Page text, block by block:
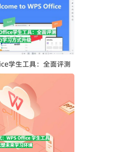
学生工具：全面评测